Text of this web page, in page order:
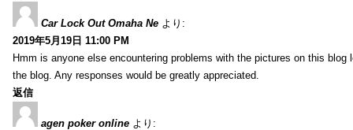
Car Lock Out Omaha Ne より:
2019年5月19日 11:00 PM
Hmm is anyone else encountering problems with the pictures on this
the blog. Any responses would be greatly appreciated.
返信
agen poker online より: